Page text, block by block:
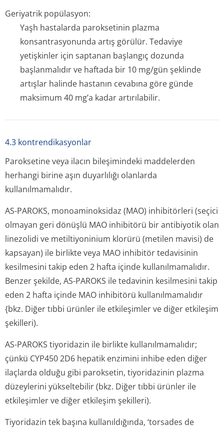
Geriyatrik popülasyon:
Yaşh hastalarda paroksetinin plazma
konsantrasyonunda artış görülür. Tedaviye
yetişkinler için saptanan başlangıç dozunda
başlanmalıdır ve haftada bir 10 mg/gün şeklinde
artışlar halinde hastanın cevabına göre günde
maksimum 40 mg’a kadar artırılabilir.
4.3 kontrendikasyonlar
Paroksetine veya ilacın bileşimindeki maddelerden
herhangi birine aşın duyarlılığı olanlarda
kullanılmamalıdır.
AS-PAROKS, monoaminoksidaz (MAO) inhibitörleri (seçici
olmayan geri dönüşlü MAO inhibitörü bir antibiyotik olan
linezolidi ve metiltiyoninium klorürü (metilen mavisi) de
kapsayan) ile birlikte veya MAO inhibitör tedavisinin
kesilmesini takip eden 2 hafta içinde kullanılmamalıdır.
Benzer şekilde, AS-PAROKS ile tedavinin kesilmesini takip
eden 2 hafta içinde MAO inhibitörü kullanılmamalıdır
{bkz. Diğer tıbbi ürünler ile etkileşimler ve diğer etkileşim
şekilleri).
AS-PAROKS tiyoridazin ile birlikte kullanılmamalıdır;
çünkü CYP450 2D6 hepatik enzimini inhibe eden diğer
ilaçlarda olduğu gibi paroksetin, tiyoridazinin plazma
düzeylerini yükseltebilir(bkz. Diğer tıbbi ürünler ile
etkileşimler ve diğer etkileşim şekilleri).
Tiyoridazin tek başına kullanıldığında, ‘torsades de